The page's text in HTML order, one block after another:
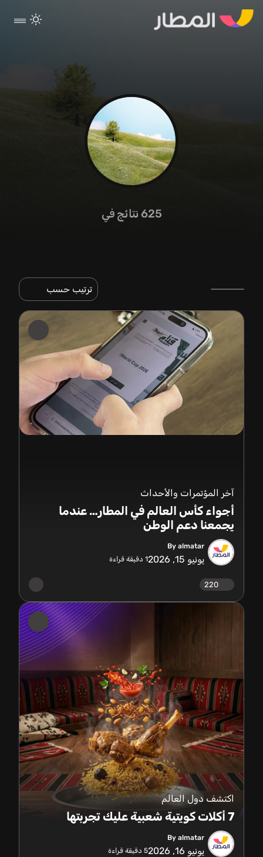
625 نتائج في
ترتيب حسب
آخر المؤتمرات والأحداث
أجواء كأس العالم في المطار… عندما
يجمعنا دعم الوطن
By almatar
يونيو 15, 2026 1 دقيقة قراءة
220
اكتشف دول العالم
7 أكلات كويتية شعبية عليك تجربتها
By almatar
يونيو 16, 2026 5 دقيقة قراءة